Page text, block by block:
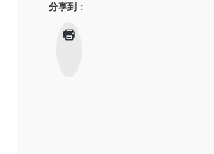
分享到：